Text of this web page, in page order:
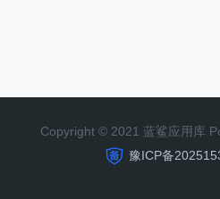
Copyright © 2021 蓝鲨应用库
豫ICP备